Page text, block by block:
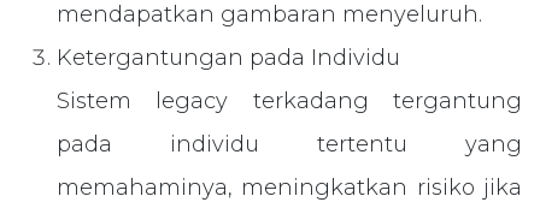
mendapatkan gambaran menyeluruh.
Ketergantungan pada Individu
Sistem legacy terkadang tergantung
pada individu tertentu yang
memahaminya, meningkatkan risiko jika